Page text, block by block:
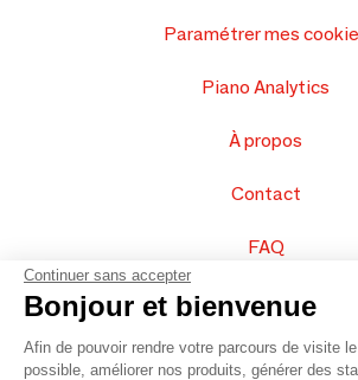
Paramétrer mes
Piano Analytics
À propos
Contact
FAQ
Vendez vos produits
Plan du site
Continuer sans accepter
Bonjour et bienvenue
Afin de pouvoir rendre votre parcours de visite
possible, améliorer nos produits, générer des